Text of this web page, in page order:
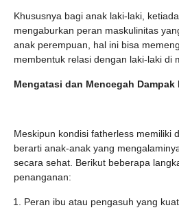
Khususnya bagi anak laki-laki,
mengaburkan peran maskulinitas
anak perempuan, hal ini bisa
membentuk relasi dengan laki-laki di
Mengatasi dan Mencegah Dampak
Meskipun kondisi fatherless memiliki
berarti anak-anak yang
secara sehat. Berikut beberapa
penanganan:
Peran ibu atau pengasuh yang